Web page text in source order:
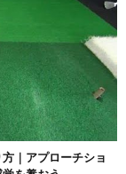
｜アプローチショ